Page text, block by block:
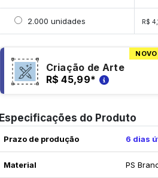
Selecionar 2000 unidades
2.000 unidades R$
NOVO
Criação de Arte
R$ 45,99*
Especificações do Produto
Prazo de produção 6 dias
Material PS